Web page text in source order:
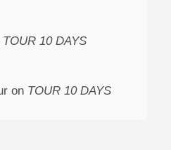
TOUR 10 DAYS
on TOUR 10 DAYS